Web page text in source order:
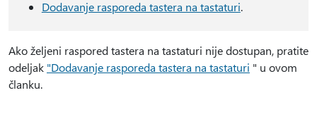
Dodavanje rasporeda tastera na tastaturi.
Ako željeni raspored tastera na tastaturi nije dostupan, pratite
odeljak "Dodavanje rasporeda tastera na tastaturi " u ovom
članku.